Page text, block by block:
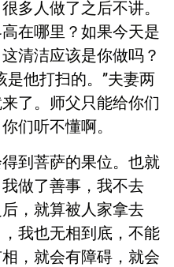
多人做了之后不讲。
在哪里？如果今天是
清洁应该是你做吗？
是他打扫的。”夫妻两
了。师父只能给你们
们听不懂啊。
到菩萨的果位。也就
做了善事，我不去
，就算被人家拿去
我也无相到底，不能
，就会有障碍，就会